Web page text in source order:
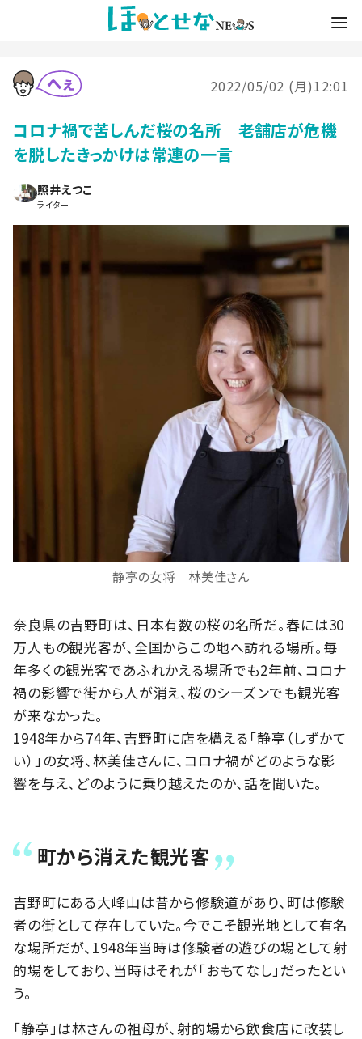
2022/05/02 (月)12:01
コロナ禍で苦しんだ桜の名所 老舗店が危機
を脱したきっかけは常連の一言
照井えつこ
ライター
静亭の女将 林美佳さん
奈良県の吉野町は、日本有数の桜の名所だ。春には30
万人もの観光客が、全国からこの地へ訪れる場所。毎
年多くの観光客であふれかえる場所でも2年前、コロナ
禍の影響で街から人が消え、桜のシーズンでも観光客
が来なかった。
1948年から74年、吉野町に店を構える「静亭（しずかて
い）」の女将、林美佳さんに、コロナ禍がどのような影
響を与え、どのように乗り越えたのか、話を聞いた。
町から消えた観光客
吉野町にある大峰山は昔から修験道があり、町は修験
者の街として存在していた。今でこそ観光地として有名
な場所だが、1948年当時は修験者の遊びの場として射
的場をしており、当時はそれが「おもてなし」だったとい
う。
「静亭」は林さんの祖母が、射的場から飲食店に改装し